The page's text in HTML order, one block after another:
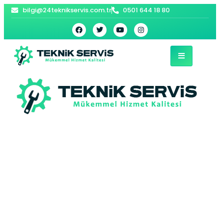
bilgi@24teknikservis.com.tr 0501 644 18 80